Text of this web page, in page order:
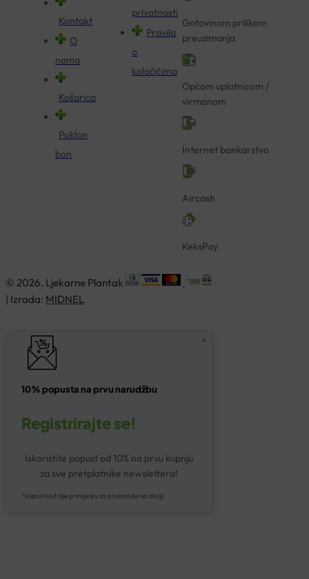
Kontakt
O
nama
Košarica
Poklon
bon
privatnosti
Pravila
o
kolačićima
Gotovinom prilikom
preuzimanja
Općom uplatnicom /
virmanom
Internet bankarstvo
Aircash
KeksPay
© 2026. Ljekarne Plantak
| Izrada: MIDNEL
10% popusta na prvu narudžbu
Registrirajte se!
Iskoristite popust od 10% na prvu kupnju
za sve pretplatnike newslettera!
*kupon kod nije primjenjiv za proizvode na akciji